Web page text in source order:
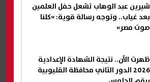
شيرين عبد الوهاب تشعل حفل العلمين
بعد غياب.. وتوجه رسالة قوية: «كلنا
صوت مصر»
ظهرت الآن.. نتيجة الشهادة الإعدادية
2026 الدور الثاني محافظة القليوبية